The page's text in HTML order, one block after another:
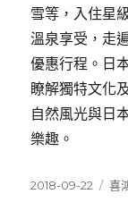
雪等，入住星
溫泉享受，走
優惠行程。日
瞭解獨特文化
自然風光與日
樂趣。
發
2018-09-22
分
喜